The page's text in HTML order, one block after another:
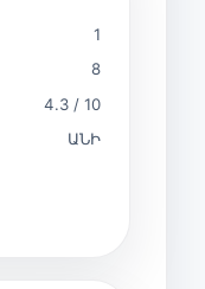
1
8
4.3 / 10
ԱՆԻ